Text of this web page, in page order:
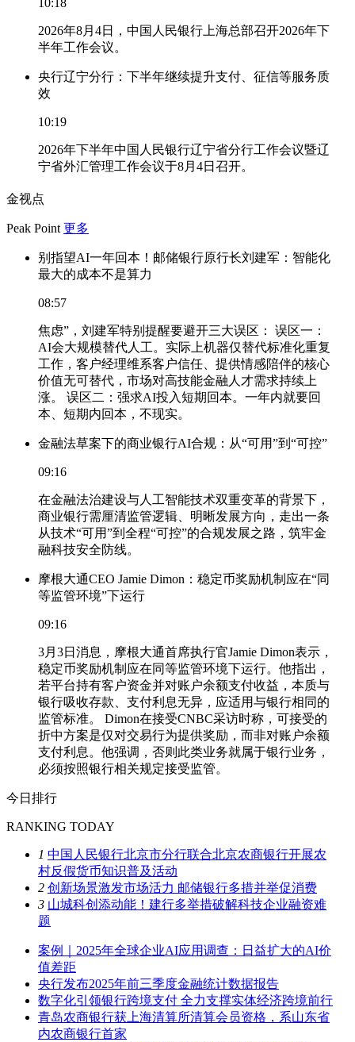
2026年8月4日，中国人民银行上海总部召开2026年下
半年工作会议。
央行辽宁分行：下半年继续提升支付、征信等服务质
效
10:19
2026年下半年中国人民银行辽宁省分行工作会议暨辽
宁省外汇管理工作会议于8月4日召开。
金视点
Peak Point 更多
别指望AI一年回本！邮储银行原行长刘建军：智能化
最大的成本不是算力
08:57
焦虑”，刘建军特别提醒要避开三大误区： 误区一：
AI会大规模替代人工。实际上机器仅替代标准化重复
工作，客户经理维系客户信任、提供情感陪伴的核心
价值无可替代，市场对高技能金融人才需求持续上
涨。 误区二：强求AI投入短期回本。一年内就要回
本、短期内回本，不现实。
金融法草案下的商业银行AI合规：从“可用”到“可控”
09:16
在金融法治建设与人工智能技术双重变革的背景下，
商业银行需厘清监管逻辑、明晰发展方向，走出一条
从技术“可用”到全程“可控”的合规发展之路，筑牢金
融科技安全防线。
摩根大通CEO Jamie Dimon：稳定币奖励机制应在“同
等监管环境”下运行
09:16
3月3日消息，摩根大通首席执行官Jamie Dimon表示，
稳定币奖励机制应在同等监管环境下运行。他指出，
若平台持有客户资金并对账户余额支付收益，本质与
银行吸收存款、支付利息无异，应适用与银行相同的
监管标准。 Dimon在接受CNBC采访时称，可接受的
折中方案是仅对交易行为提供奖励，而非对账户余额
支付利息。他强调，否则此类业务就属于银行业务，
必须按照银行相关规定接受监管。
今日排行
RANKING TODAY
1 中国人民银行北京市分行联合北京农商银行开展农
村反假货币知识普及活动
2 创新场景激发市场活力 邮储银行多措并举促消费
3 山城科创添动能！建行多举措破解科技企业融资难
题
案例｜2025年全球企业AI应用调查：日益扩大的AI价
值差距
央行发布2025年前三季度金融统计数据报告
数字化引领银行跨境支付 全力支撑实体经济跨境前行
青岛农商银行获上海清算所清算会员资格，系山东省
内农商银行首家